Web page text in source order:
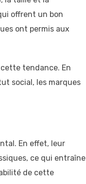
offrent un bon
ont permis aux
tendance. En
social, les marques
En effet, leur
ce qui entraîne
de cette